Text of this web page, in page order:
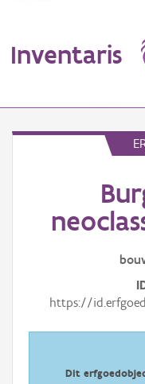
Inventaris
Aanduidingsobject
Gebeurtenis
https://
Dit